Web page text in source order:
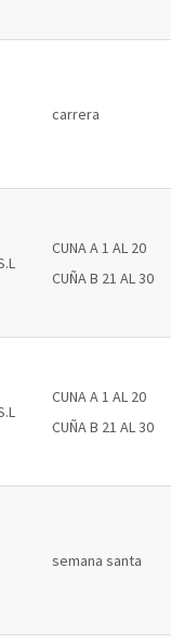
carrera
CUNA A 1 AL 20
CUÑA B 21 AL 30
CUNA A 1 AL 20
CUÑA B 21 AL 30
semana santa